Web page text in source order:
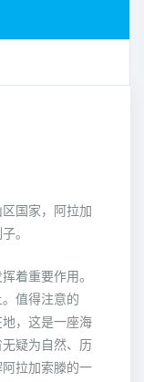
国家，阿拉加
。
着重要作用。
值得注意的
，这是一座海
疑为自然、历
拉加索滕的一